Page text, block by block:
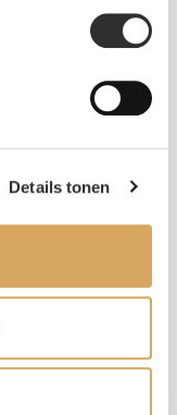
Details tonen